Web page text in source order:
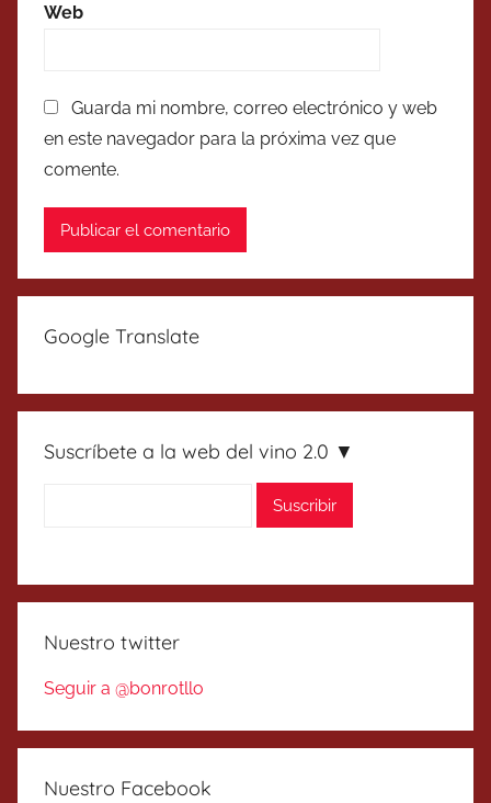
Web
Guarda mi nombre, correo electrónico y web
en este navegador para la próxima vez que
comente.
Google Translate
Suscríbete a la web del vino 2.0 ▼
Nuestro twitter
Seguir a @bonrotllo
Nuestro Facebook